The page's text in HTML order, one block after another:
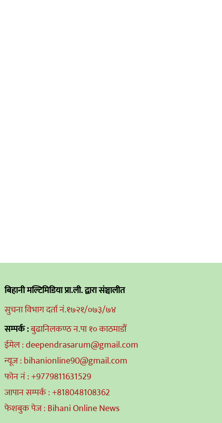
बिहानी मल्टिमिडिया प्रा.ली. द्वारा संञ्चालीत
सुचना विभाग दर्ता नं.१७२१/०७३/७४
सम्पर्क :बुढानिलकण्ठ न.पा १० काठमाडौं
ईमेल : deependrasarum@gmail.com
न्यूज : bihanionline90@gmail.com
फोन नं : +9779811631529
जापान सम्पर्क : +818048108362
फेशबुक पेज : Bihani Online News